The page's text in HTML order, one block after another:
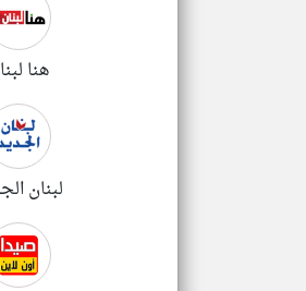
هنا
لبنان